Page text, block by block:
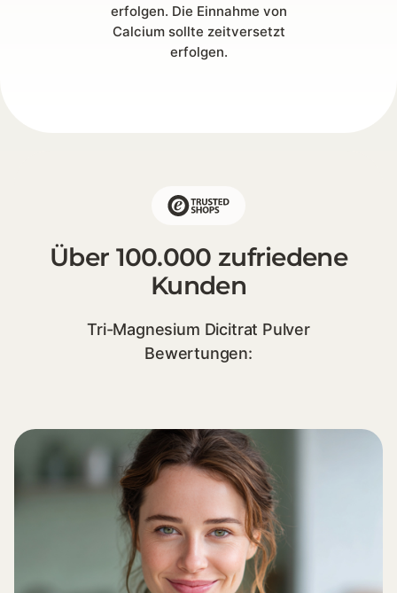
erfolgen. Die Einnahme von
Calcium sollte zeitversetzt
erfolgen.
Über 100.000 zufriedene
Kunden
Tri-Magnesium Dicitrat Pulver
Bewertungen: